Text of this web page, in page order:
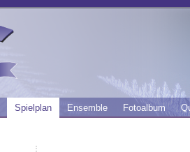
Spielplan Ensemble Fotoalbum